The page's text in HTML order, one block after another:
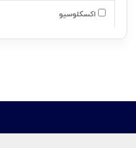
مکمل ورزشی
اکسکلوسیو
آسکولاپیوس
لیلیا هلث کر (Lilia Health Care)
برسام فارمد (Barsam Pharmed)